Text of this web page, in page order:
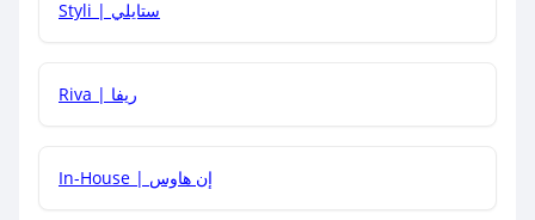
هل يمكنني جمع كود خصم مع العروض الأخرى؟
Styli | ستايلي
Riva | ريفا
In-House | إن هاوس